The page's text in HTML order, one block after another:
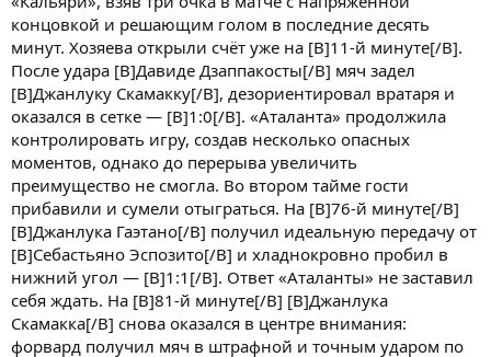
концовкой и решающим голом в последние десять
минут. Хозяева открыли счёт уже на [B]11-й минуте[/B].
После удара [B]Давиде Дзаппакосты[/B] мяч задел
[B]Джанлуку Скамакку[/B], дезориентировал вратаря и
оказался в сетке — [B]1:0[/B]. «Аталанта» продолжила
контролировать игру, создав несколько опасных
моментов, однако до перерыва увеличить
преимущество не смогла. Во втором тайме гости
прибавили и сумели отыграться. На [B]76-й минуте[/B]
[B]Джанлука Гаэтано[/B] получил идеальную передачу от
[B]Себастьяно Эспозито[/B] и хладнокровно пробил в
нижний угол — [B]1:1[/B]. Ответ «Аталанты» не заставил
себя ждать. На [B]81-й минуте[/B] [B]Джанлука
Скамакка[/B] снова оказался в центре внимания:
форвард получил мяч в штрафной и точным ударом по